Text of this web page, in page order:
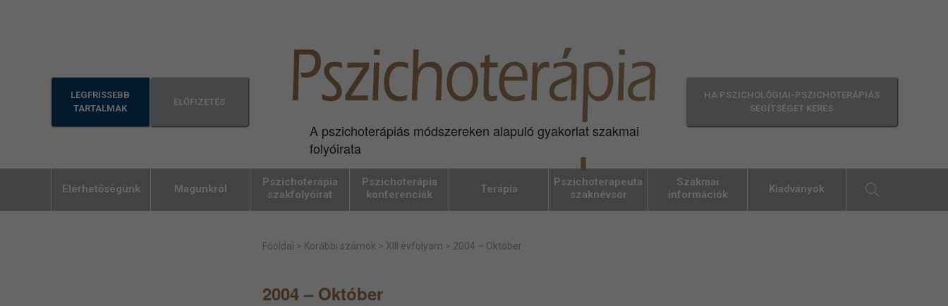
LEGFRISSEBB
TARTALMAK
ELŐFIZETÉS
A pszichoterápiás módszereken alapuló gyakorlat szakmai
folyóirata
HA PSZICHOLÓGIAI-PSZICHOTERÁPIÁS
SEGÍTSÉGET KERES
Elérhetőségünk Magunkról
Pszichoterápia
szakfolyóirat
Pszichoterápia
konferenciák
Terápia
Pszichoterapeuta
szaknévsor
Szakmai
információk
Kiadványok
Főoldal > Korábbi számok > XIII évfolyam > 2004 – Október
2004 – Október